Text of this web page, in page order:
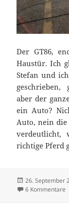
Der GT86,
Haustür. Ich
Stefan und
aber der
ein Auto?
Auto, nein die
verdeutlicht,
richtige Pferd
Veröffentlicht
am
26. September
6 Kommentare